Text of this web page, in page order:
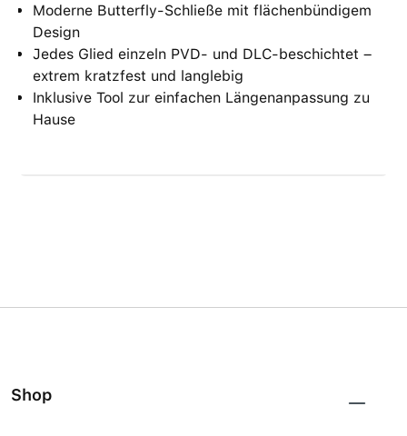
Moderne Butterfly-Schließe mit flächenbündigem
Design
Jedes Glied einzeln PVD- und DLC-beschichtet –
extrem kratzfest und langlebig
Inklusive Tool zur einfachen Längenanpassung zu
Hause
Shop